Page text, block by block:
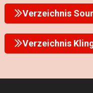
Verzeichnis
Verzeichnis